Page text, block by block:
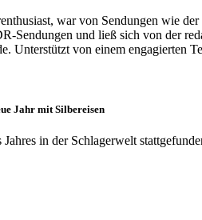
war von Sendungen wie
Sendungen und ließ sich von der
Unterstützt von einem engagierten
Jahr mit Silbereisen
in der Schlagerwelt